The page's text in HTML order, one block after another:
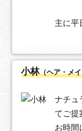
主に平
小林（ヘア・メ
ナチュ
てご提
お時間